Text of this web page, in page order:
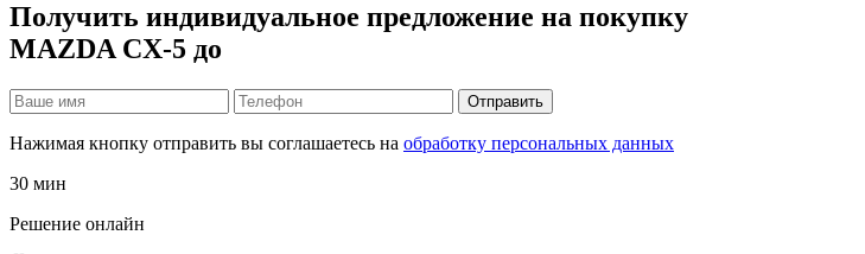
Получить индивидуальное предложение на покупку
MAZDA CX-5 до
Отправить
Нажимая кнопку отправить вы соглашаетесь на обработку персональных данных
30 мин
Решение онлайн